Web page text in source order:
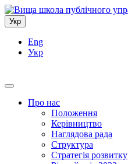
Укр
Eng
Укр
Про нас
Положення
Керівництво
Наглядова рада
Структура
Стратегія розвитку